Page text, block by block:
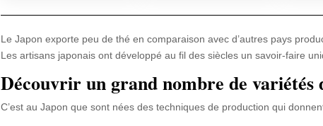
Le Japon exporte peu de thé en comparaison avec d’autres pays
Les artisans japonais ont développé au fil des siècles un savoir-faire
Découvrir un grand nombre de variétés
C’est au Japon que sont nées des techniques de production qui